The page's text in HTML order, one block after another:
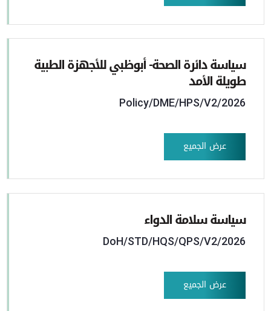
سياسة دائرة الصحة- أبوظبي للأجهزة الطبية
طويلة الأمد
Policy/DME/HPS/V2/2026
عرض الجميع
سياسة سلامة الدواء
DoH/STD/HQS/QPS/V2/2026
عرض الجميع